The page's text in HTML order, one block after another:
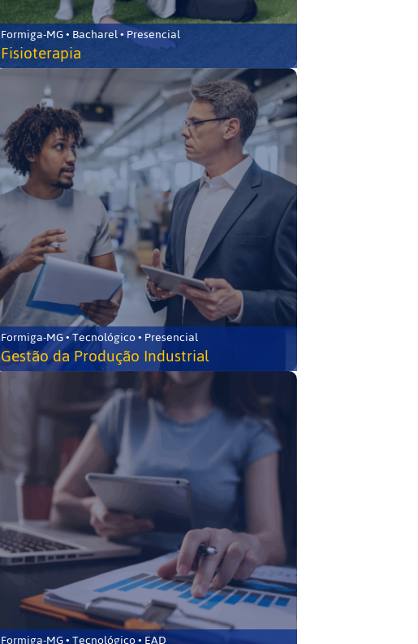
Formiga-MG • Bacharel • Presencial
Fisioterapia
Formiga-MG • Tecnológico • Presencial
Gestão da Produção Industrial